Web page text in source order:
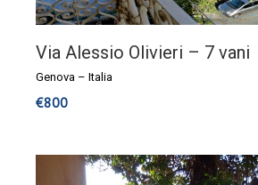
Via Alessio Olivieri – 7 vani
Genova – Italia
€800